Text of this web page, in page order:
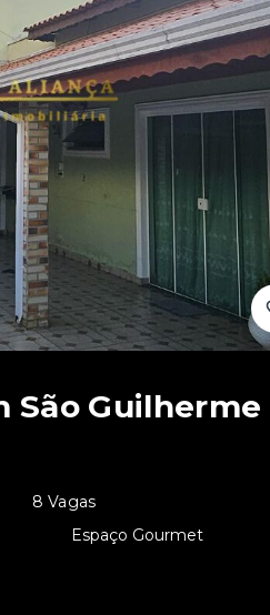
São Guilherme
8 Vagas
Espaço Gourmet